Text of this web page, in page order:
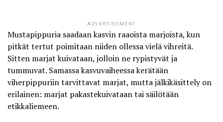
ADVERTISEMENT
Mustapippuria saadaan kasvin raaoista marjoista, kun
pitkät tertut poimitaan niiden ollessa vielä vihreitä.
Sitten marjat kuivataan, jolloin ne rypistyvät ja
tummuvat. Samassa kasvuvaiheessa kerätään
viherpippuriin tarvittavat marjat, mutta jälkikäsittely on
erilainen: marjat pakastekuivataan tai säilötään
etikkaliemeen.